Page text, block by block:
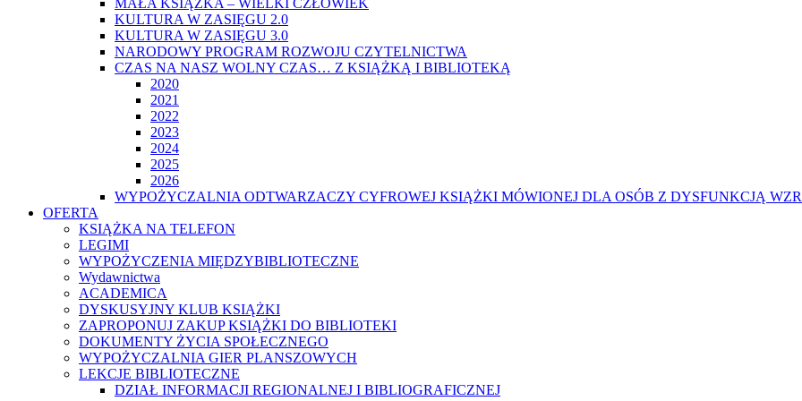
MAŁA KSIĄŻKA – WIELKI CZŁOWIEK
KULTURA W ZASIĘGU 2.0
KULTURA W ZASIĘGU 3.0
NARODOWY PROGRAM ROZWOJU CZYTELNICTWA
CZAS NA NASZ WOLNY CZAS… Z KSIĄŻKĄ I BIBLIOTEKĄ
2020
2021
2022
2023
2024
2025
2026
WYPOŻYCZALNIA ODTWARZACZY CYFROWEJ KSIĄŻKI MÓWIONEJ DLA OSÓB Z DYSFUNKCJĄ
OFERTA
KSIĄŻKA NA TELEFON
LEGIMI
WYPOŻYCZENIA MIĘDZYBIBLIOTECZNE
Wydawnictwa
ACADEMICA
DYSKUSYJNY KLUB KSIĄŻKI
ZAPROPONUJ ZAKUP KSIĄŻKI DO BIBLIOTEKI
DOKUMENTY ŻYCIA SPOŁECZNEGO
WYPOŻYCZALNIA GIER PLANSZOWYCH
LEKCJE BIBLIOTECZNE
DZIAŁ INFORMACJI REGIONALNEJ I BIBLIOGRAFICZNEJ